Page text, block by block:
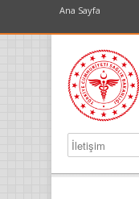
Ana Sayfa